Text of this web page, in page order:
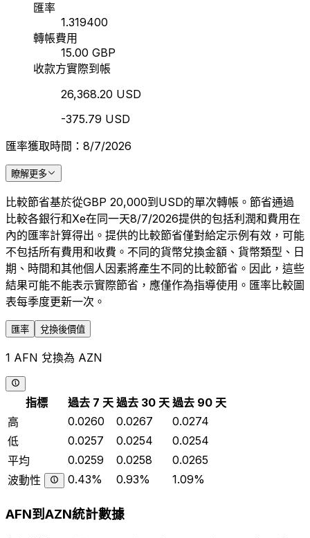
匯率
1.319400
轉帳費用
15.00 GBP
收款方實際到帳
26,368.20 USD
-375.79 USD
匯率獲取時間：8/7/2026
瞭解更多
比較節省基於從GBP 20,000到USD的單次轉帳。節省通過
比較各銀行和Xe在同一天8/7/2026提供的包括利潤和費用在
內的匯率計算得出。提供的比較節省僅對給定示例有效，可能
不包括所有費用和收費。不同的貨幣兌換金額、貨幣類型、日
期、時間和其他個人因素將產生不同的比較節省。因此，這些
結果可能不能表示實際節省，應僅作為指導使用。匯率比較圖
表每季度更新一次。
匯率 兌換後價值
1 AFN 兌換為 AZN
指標 過去 7 天 過去 30 天 過去 90 天
高
0.0260 0.0267
0.0274
低
0.0257 0.0254
0.0254
平均
0.0259 0.0258
0.0265
波動性
0.43% 0.93% 1.09%
AFN到AZN統計數據